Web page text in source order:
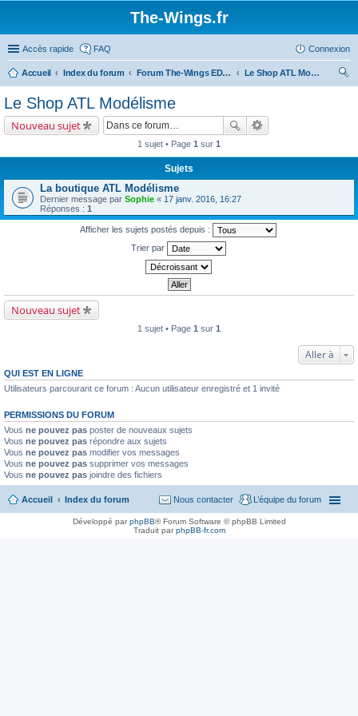
The-Wings.fr
Accès rapide FAQ Connexion
Accueil Index du forum Forum The-Wings EDITION 2016
Le Shop ATL Modélisme
Le Shop ATL Modélisme
Nouveau sujet
1 sujet • Page 1 sur 1
Sujets
La boutique ATL Modélisme
Dernier message par Sophie « 17 janv. 2016, 16:27
Réponses : 1
Afficher les sujets postés depuis :
Trier par
Nouveau sujet
1 sujet • Page 1 sur 1
Aller à
QUI EST EN LIGNE
Utilisateurs parcourant ce forum : Aucun utilisateur enregistré et 1 invité
PERMISSIONS DU FORUM
Vous ne pouvez pas poster de nouveaux sujets
Vous ne pouvez pas répondre aux sujets
Vous ne pouvez pas modifier vos messages
Vous ne pouvez pas supprimer vos messages
Vous ne pouvez pas joindre des fichiers
Accueil Index du forum L’équipe du forum
Nous contacter
Développé parphpBB® Forum Software © phpBB Limited
Traduit parphpBB-fr.com